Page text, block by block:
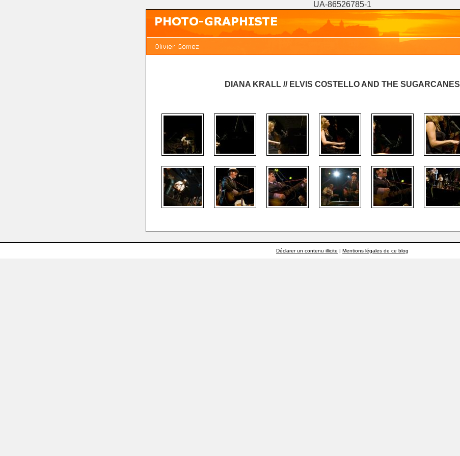
UA-86526785-1
DIANA KRALL // ELVIS COSTELLO AND THE SUGARCANES
Déclarer un contenu illicite Mentions légales de ce blog